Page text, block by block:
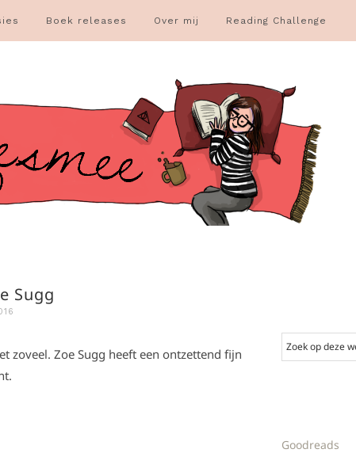
Boek releases Over mij Reading Challenge
Sugg
zoveel. Zoe Sugg heeft een ontzettend fijn
Goodreads